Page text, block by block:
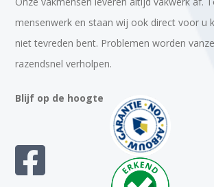
mensenwerk en staan wij ook direct voor u
niet tevreden bent. Problemen worden
razendsnel verholpen.
Blijf op de hoogte